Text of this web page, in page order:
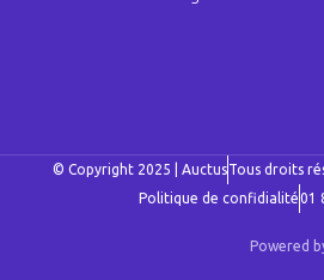
© Copyright 2025 | AuctusTous droits
Politique de confidialité01
Powered